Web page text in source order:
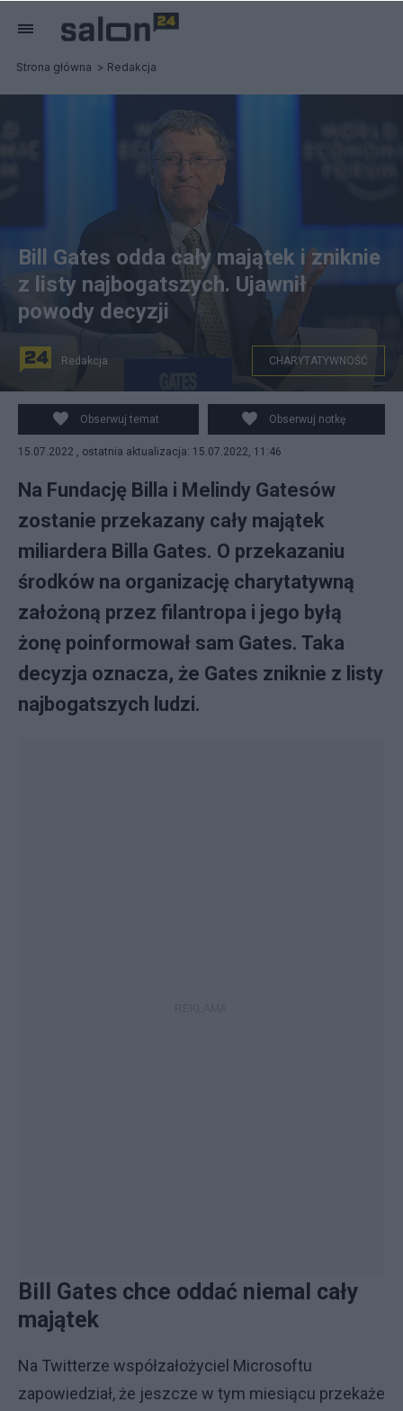
Strona główna Redakcja
Bill Gates przekaże cały swój majątek na fundację.
Źródło: commons.wikimedia.org
Bill Gates odda cały majątek i zniknie
z listy najbogatszych. Ujawnił
powody decyzji
Redakcja CHARYTATYWNOŚĆ
Obserwuj temat Obserwuj notkę
15.07.2022 , ostatnia aktualizacja: 15.07.2022, 11:46
Na Fundację Billa i Melindy Gatesów
zostanie przekazany cały majątek
miliardera Billa Gates. O przekazaniu
środków na organizację charytatywną
założoną przez filantropa i jego byłą
żonę poinformował sam Gates. Taka
decyzja oznacza, że Gates zniknie z listy
najbogatszych ludzi.
Bill Gates chce oddać niemal cały
majątek
Na Twitterze współzałożyciel Microsoftu
zapowiedział, że jeszcze w tym miesiącu przekaże